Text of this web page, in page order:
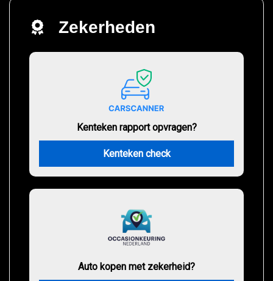
Zekerheden
Kenteken rapport opvragen?
Kenteken check
Auto kopen met zekerheid?